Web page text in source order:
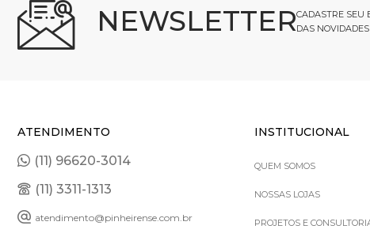
NEWSLETTERCADASTRE SEU
DAS
ATENDIMENTO
(11) 96620-3014
(11) 3311-1313
atendimento@pinheirense.com.br
INSTITUCIONAL
QUEM SOMOS
NOSSAS LOJAS
PROJETOS E